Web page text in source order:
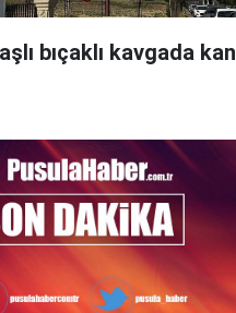
bıçaklı kavgada kan